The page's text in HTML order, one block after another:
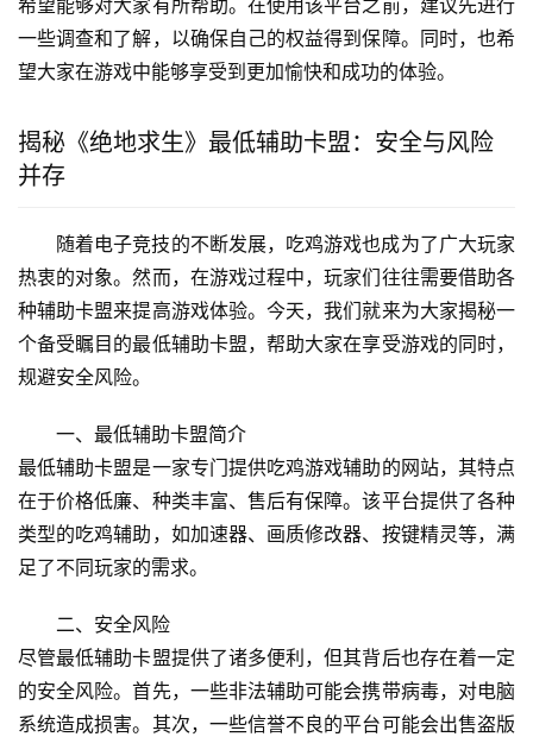
一些调查和了解，以确保自己的权益得到保障。同时，也希
望大家在游戏中能够享受到更加愉快和成功的体验。
揭秘《绝地求生》最低辅助卡盟：安全与风险
并存
随着电子竞技的不断发展，吃鸡游戏也成为了广大玩家
热衷的对象。然而，在游戏过程中，玩家们往往需要借助各
种辅助卡盟来提高游戏体验。今天，我们就来为大家揭秘一
个备受瞩目的最低辅助卡盟，帮助大家在享受游戏的同时，
规避安全风险。
一、最低辅助卡盟简介
最低辅助卡盟是一家专门提供吃鸡游戏辅助的网站，其特点
在于价格低廉、种类丰富、售后有保障。该平台提供了各种
类型的吃鸡辅助，如加速器、画质修改器、按键精灵等，满
足了不同玩家的需求。
二、安全风险
尽管最低辅助卡盟提供了诸多便利，但其背后也存在着一定
的安全风险。首先，一些非法辅助可能会携带病毒，对电脑
系统造成损害。其次，一些信誉不良的平台可能会出售盗版